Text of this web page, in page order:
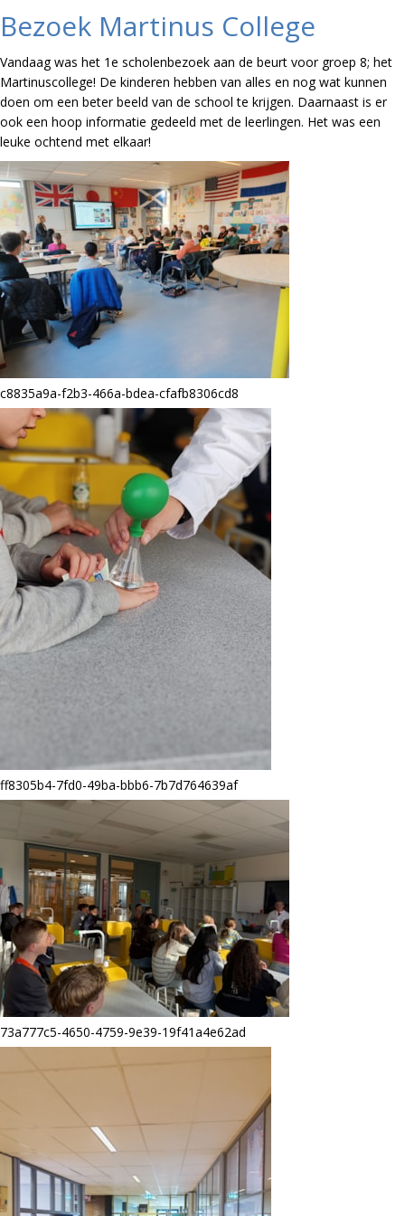
Bezoek Martinus College
Vandaag was het 1e scholenbezoek aan de beurt voor groep 8; het
Martinuscollege! De kinderen hebben van alles en nog wat kunnen
doen om een beter beeld van de school te krijgen. Daarnaast is er
ook een hoop informatie gedeeld met de leerlingen. Het was een
leuke ochtend met elkaar!
c8835a9a-f2b3-466a-bdea-cfafb8306cd8
ff8305b4-7fd0-49ba-bbb6-7b7d764639af
73a777c5-4650-4759-9e39-19f41a4e62ad